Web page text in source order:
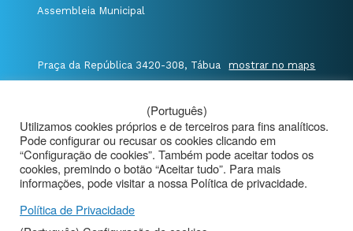
Assembleia Municipal
Praça da República 3420-308, Tábua mostrar no maps
E. geral@cm-tabua.pt
@Município de Tábua | Mapa do Portal
|
Politica de Privacidade
|
Aviso de Privacidade - Videovigilância
(Português)
Utilizamos cookies próprios e de terceiros para fins analíticos.
Pode configurar ou recusar os cookies clicando em
“Configuração de cookies”. Também pode aceitar todos os
cookies, premindo o botão “Aceitar tudo”. Para mais
informações, pode visitar a nossa Política de privacidade.
Política de Privacidade